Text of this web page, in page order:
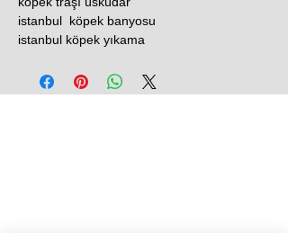
istanbul köpek banyosu
istanbul köpek yıkama